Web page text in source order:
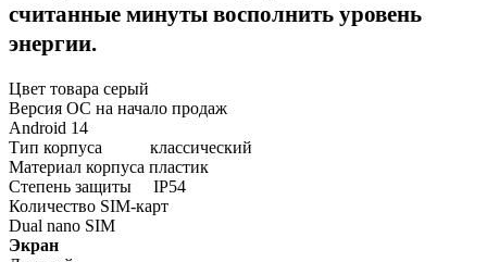
считанные минуты восполнить уровень
энергии.
Цвет товара серый
Версия ОС на начало продаж
Android 14
Тип корпуса классический
Материал корпуса пластик
Степень защиты IP54
Количество SIM-карт
Dual nano SIM
Экран